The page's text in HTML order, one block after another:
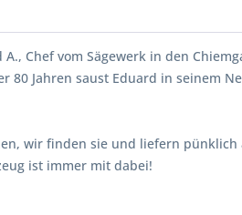
Chef vom Sägewerk in den
80 Jahren saust Eduard in seinem
wir finden sie und liefern pünklich
ist immer mit dabei!